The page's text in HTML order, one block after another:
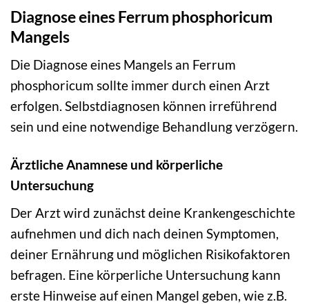
Diagnose eines Ferrum phosphoricum
Mangels
Die Diagnose eines Mangels an Ferrum
phosphoricum sollte immer durch einen Arzt
erfolgen. Selbstdiagnosen können irreführend
sein und eine notwendige Behandlung verzögern.
Ärztliche Anamnese und körperliche
Untersuchung
Der Arzt wird zunächst deine Krankengeschichte
aufnehmen und dich nach deinen Symptomen,
deiner Ernährung und möglichen Risikofaktoren
befragen. Eine körperliche Untersuchung kann
erste Hinweise auf einen Mangel geben, wie z.B.